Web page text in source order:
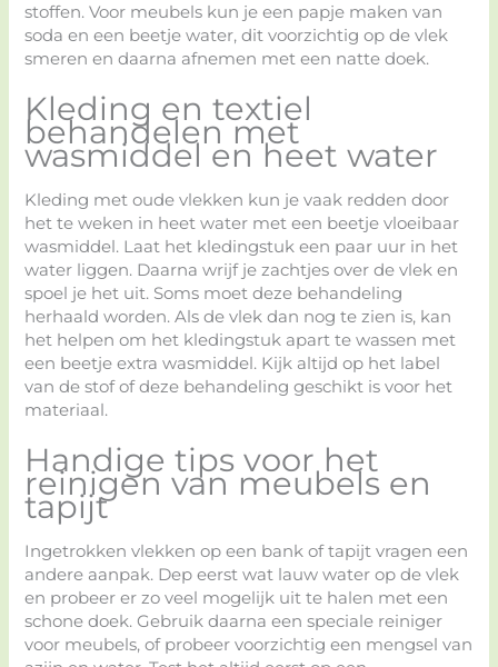
stoffen. Voor meubels kun je een papje maken van
soda en een beetje water, dit voorzichtig op de vlek
smeren en daarna afnemen met een natte doek.
Kleding en textiel
behandelen met
wasmiddel en heet water
Kleding met oude vlekken kun je vaak redden door
het te weken in heet water met een beetje vloeibaar
wasmiddel. Laat het kledingstuk een paar uur in het
water liggen. Daarna wrijf je zachtjes over de vlek en
spoel je het uit. Soms moet deze behandeling
herhaald worden. Als de vlek dan nog te zien is, kan
het helpen om het kledingstuk apart te wassen met
een beetje extra wasmiddel. Kijk altijd op het label
van de stof of deze behandeling geschikt is voor het
materiaal.
Handige tips voor het
reinigen van meubels en
tapijt
Ingetrokken vlekken op een bank of tapijt vragen een
andere aanpak. Dep eerst wat lauw water op de vlek
en probeer er zo veel mogelijk uit te halen met een
schone doek. Gebruik daarna een speciale reiniger
voor meubels, of probeer voorzichtig een mengsel van